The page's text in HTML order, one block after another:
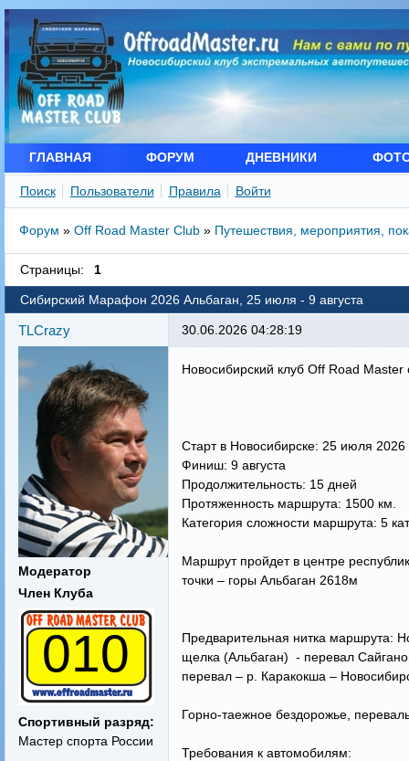
ГЛАВНАЯ ФОРУМ ДНЕВНИКИ
Поиск Пользователи Правила Войти
Форум » Off Road Master Club » Путешествия, мероприятия,
Страницы: 1
Сибирский Марафон 2026 Альбаган, 25 июля - 9 августа
TLCrazy
Модератор
Член Клуба
010
Спортивный разряд:
Мастер спорта России
30.06.2026 04:28:19
Новосибирский клуб Off Road
Старт в Новосибирске: 25 июля 2026
Финиш: 9 августа
Продолжительность: 15 дней
Протяженность маршрута: 1500 км.
Категория сложности маршрута: 5
Маршрут пройдет в центре
точки – горы Альбаган 2618м
Предварительная нитка маршрута:
щелка (Альбаган) - перевал
перевал – р. Каракокша –
Горно-таежное бездорожье,
Требования к автомобилям: